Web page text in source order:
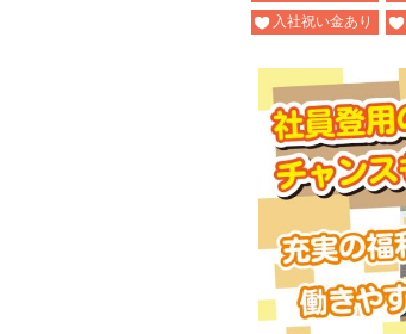
入社祝い金あり